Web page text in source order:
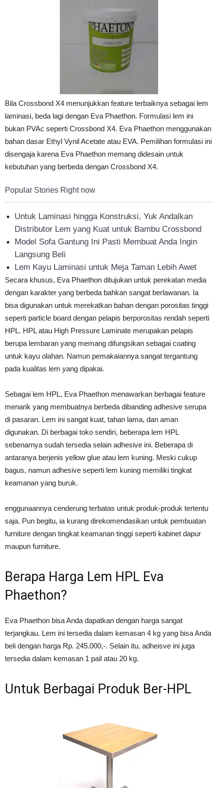
Bila Crossbond X4 menunjukkan feature terbaiknya sebagai lem
laminasi, beda lagi dengan Eva Phaethon. Formulasi lem ini
bukan PVAc seperti Crossbond X4. Eva Phaethon menggunakan
bahan dasar Ethyl Vynil Acetate atau EVA. Pemilihan formulasi ini
disengaja karena Eva Phaethon memang didesain untuk
kebutuhan yang berbeda dengan Crossbond X4.
Popular Stories Right now
Untuk Laminasi hingga Konstruksi, Yuk Andalkan
Distributor Lem yang Kuat untuk Bambu Crossbond
Model Sofa Gantung Ini Pasti Membuat Anda Ingin
Langsung Beli
Lem Kayu Laminasi untuk Meja Taman Lebih Awet
Secara khusus, Eva Phaethon ditujukan untuk perekatan media
dengan karakter yang berbeda bahkan sangat berlawanan. Ia
bisa digunakan untuk merekatkan bahan dengan porositas tinggi
seperti particle board dengan pelapis berporositas rendah seperti
HPL. HPL atau High Pressure Laminate merupakan pelapis
berupa lembaran yang memang difungsikan sebagai coating
untuk kayu olahan. Namun pemakaiannya sangat tergantung
pada kualitas lem yang dipakai.
Sebagai lem HPL, Eva Phaethon menawarkan berbagai feature
menarik yang membuatnya berbeda dibanding adhesive serupa
di pasaran. Lem ini sangat kuat, tahan lama, dan aman
digunakan. Di berbagai toko sendiri, beberapa lem HPL
sebenarnya sudah tersedia selain adhesive ini. Beberapa di
antaranya berjenis yellow glue atau lem kuning. Meski cukup
bagus, namun adhesive seperti lem kuning memiliki tingkat
keamanan yang buruk.
enggunaannya cenderung terbatas untuk produk-produk tertentu
saja. Pun begitu, ia kurang direkomendasikan untuk pembuatan
furniture dengan tingkat keamanan tinggi seperti kabinet dapur
maupun furniture.
Berapa Harga Lem HPL Eva
Phaethon?
Eva Phaethon bisa Anda dapatkan dengan harga sangat
terjangkau. Lem ini tersedia dalam kemasan 4 kg yang bisa Anda
beli dengan harga Rp. 245.000,-. Selain itu, adheisve ini juga
tersedia dalam kemasan 1 pail atau 20 kg.
Untuk Berbagai Produk Ber-HPL